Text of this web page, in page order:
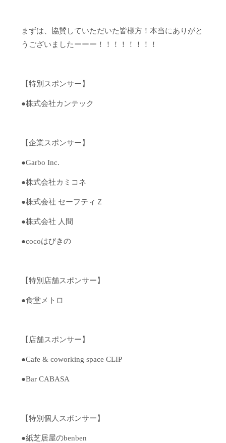
まずは、協賛していただいた皆様方！本当にありがと
うございましたーーー！！！！！！！！
【特別スポンサー】
●株式会社カンテック
【企業スポンサー】
●Garbo Inc.
●株式会社カミコネ
●株式会社 セーフティＺ
●株式会社 人間
●cocoはびきの
【特別店舗スポンサー】
●食堂メトロ
【店舗スポンサー】
●Cafe & coworking space CLIP
●Bar CABASA
【特別個人スポンサー】
●紙芝居屋のbenben